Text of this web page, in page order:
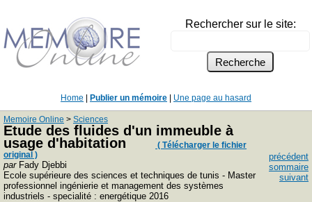
Rechercher sur le site:
Home Publier un mémoire Une page au hasard
Memoire Online > Sciences
Etude des fluides d'un immeuble à
usage d'habitation
( Télécharger le fichier
original )
parFady Djebbi
Ecole supérieure des sciences et techniques de tunis - Master
professionnel ingénierie et management des systèmes
industriels - specialité : energétique 2016
précédent
sommaire
suivant